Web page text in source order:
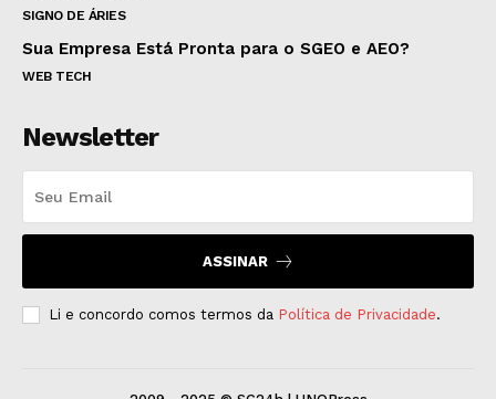
SIGNO DE ÁRIES
Sua Empresa Está Pronta para o SGEO e AEO?
WEB TECH
Newsletter
ASSINAR
Li e concordo comos termos da Política de Privacidade.